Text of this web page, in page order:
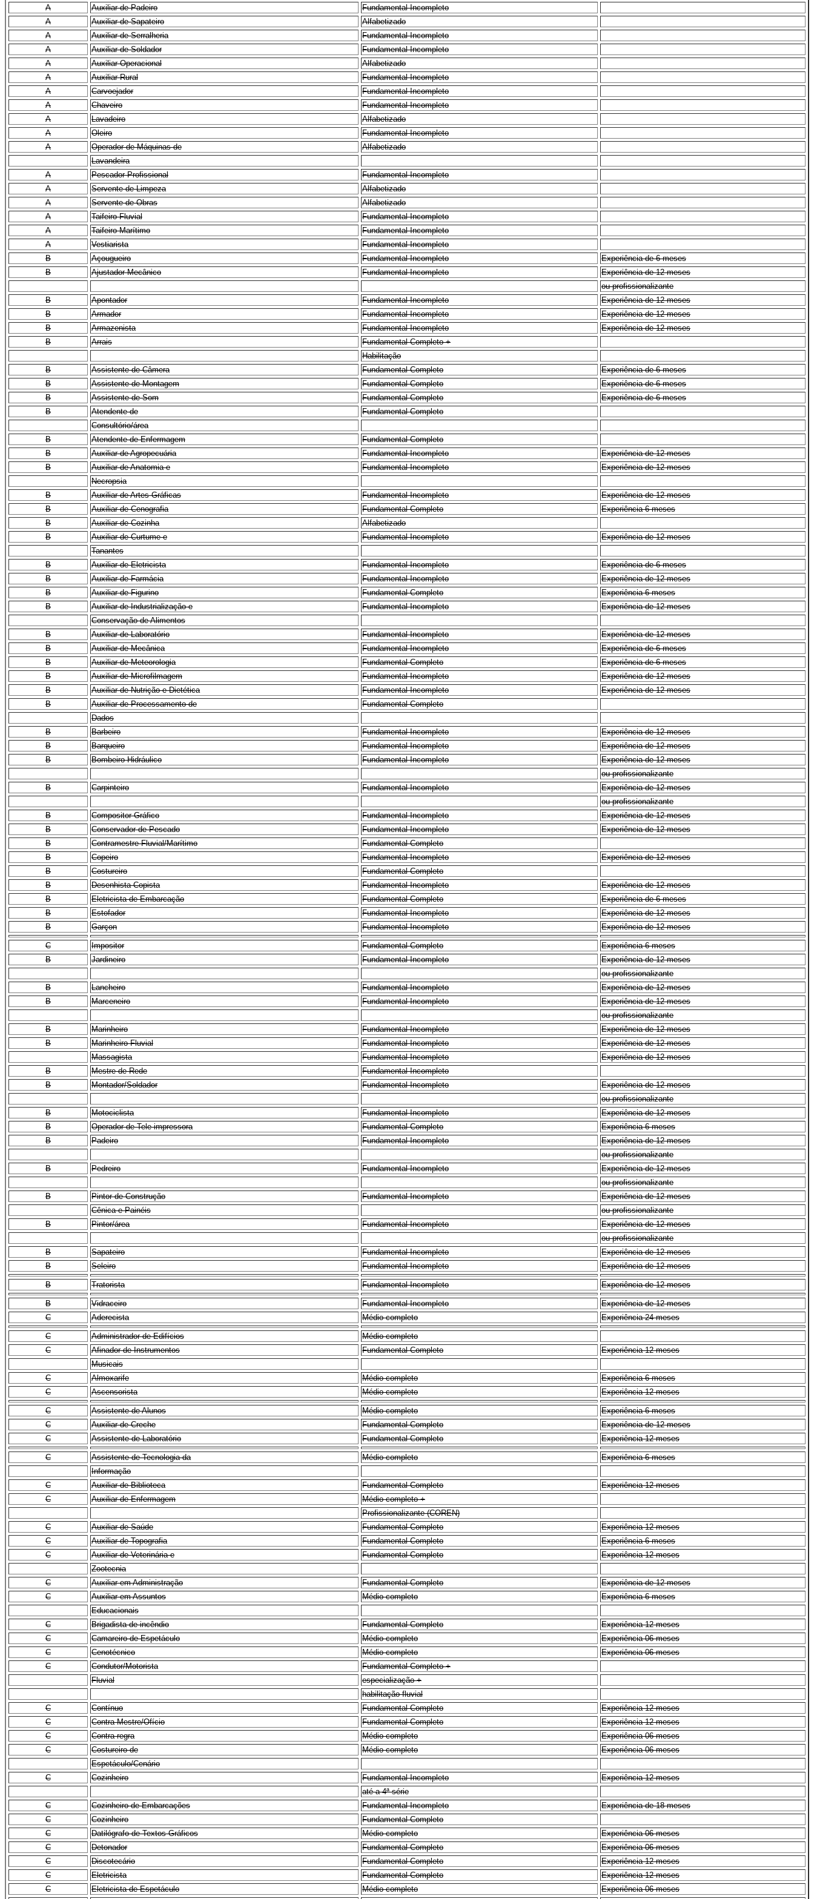
A
Auxiliar de Padeiro
Fundamental Incompleto
A
Auxiliar de Sapateiro
Alfabetizado
A
Auxiliar de Serralheria
Fundamental Incompleto
A
Auxiliar de Soldador
Fundamental Incompleto
A
Auxiliar Operacional
Alfabetizado
A
Auxiliar Rural
Fundamental Incompleto
A
Carvoejador
Fundamental Incompleto
A
Chaveiro
Fundamental Incompleto
A
Lavadeiro
Alfabetizado
A
Oleiro
Fundamental Incompleto
A
Operador de Máquinas de
Alfabetizado
Lavandeira
A
Pescador Profissional
Fundamental Incompleto
A
Servente de Limpeza
Alfabetizado
A
Servente de Obras
Alfabetizado
A
Taifeiro Fluvial
Fundamental Incompleto
A
Taifeiro Marítimo
Fundamental Incompleto
A
Vestiarista
Fundamental Incompleto
B
Açougueiro Fundamental Incompleto
Experiência de 6 meses
B
Ajustador Mecânico Fundamental Incompleto
Experiência de 12 meses
ou profissionalizante
B
Apontador Fundamental Incompleto
Experiência de 12 meses
B
Armador Fundamental Incompleto
Experiência de 12 meses
B
Armazenista Fundamental Incompleto
Experiência de 12 meses
B
Arrais
Fundamental Completo +
Habilitação
B
Assistente de Câmera Fundamental Completo
Experiência de 6 meses
B
Assistente de Montagem Fundamental Completo
Experiência de 6 meses
B
Assistente de Som Fundamental Completo
Experiência de 6 meses
B
Atendente de
Fundamental Completo
Consultório/área
B
Atendente de Enfermagem
Fundamental Completo
B
Auxiliar de Agropecuária Fundamental Incompleto
Experiência de 12 meses
B
Auxiliar de Anatomia e Fundamental Incompleto
Experiência de 12 meses
Necropsia
B
Auxiliar de Artes Gráficas Fundamental Incompleto
Experiência de 12 meses
B
Auxiliar de Cenografia Fundamental Completo
Experiência 6 meses
B
Auxiliar de Cozinha
Alfabetizado
B
Auxiliar de Curtume e Fundamental Incompleto
Experiência de 12 meses
Tanantes
B
Auxiliar de Eletricista Fundamental Incompleto
Experiência de 6 meses
B
Auxiliar de Farmácia Fundamental Incompleto
Experiência de 12 meses
B
Auxiliar de Figurino Fundamental Completo
Experiência 6 meses
B
Auxiliar de Industrialização e Fundamental Incompleto
Experiência de 12 meses
Conservação de Alimentos
B
Auxiliar de Laboratório Fundamental Incompleto
Experiência de 12 meses
B
Auxiliar de Mecânica Fundamental Incompleto
Experiência de 6 meses
B
Auxiliar de Meteorologia Fundamental Completo
Experiência de 6 meses
B
Auxiliar de Microfilmagem Fundamental Incompleto
Experiência de 12 meses
B
Auxiliar de Nutrição e Dietética Fundamental Incompleto
Experiência de 12 meses
B
Auxiliar de Processamento de
Fundamental Completo
Dados
B
Barbeiro Fundamental Incompleto
Experiência de 12 meses
B
Barqueiro Fundamental Incompleto
Experiência de 12 meses
B
Bombeiro Hidráulico Fundamental Incompleto
Experiência de 12 meses
ou profissionalizante
B
Carpinteiro Fundamental Incompleto
Experiência de 12 meses
ou profissionalizante
B
Compositor Gráfico Fundamental Incompleto
Experiência de 12 meses
B
Conservador de Pescado Fundamental Incompleto
Experiência de 12 meses
B
Contramestre Fluvial/Marítimo
Fundamental Completo
B
Copeiro Fundamental Incompleto
Experiência de 12 meses
B
Costureiro
Fundamental Completo
B
Desenhista Copista Fundamental Incompleto
Experiência de 12 meses
B
Eletricista de Embarcação Fundamental Completo
Experiência de 6 meses
B
Estofador Fundamental Incompleto
Experiência de 12 meses
B
Garçon Fundamental Incompleto Experiência de 12 meses
C Impositor Fundamental Completo
Experiência 6 meses
B
Jardineiro Fundamental Incompleto
Experiência de 12 meses
ou profissionalizante
B
Lancheiro Fundamental Incompleto
Experiência de 12 meses
B
Marceneiro Fundamental Incompleto
Experiência de 12 meses
ou profissionalizante
B
Marinheiro Fundamental Incompleto
Experiência de 12 meses
B
Marinheiro Fluvial Fundamental Incompleto
Experiência de 12 meses
Massagista
Fundamental Incompleto
Experiência de 12 meses
B
Mestre de Rede
Fundamental Incompleto
B
Montador/Soldador Fundamental Incompleto
Experiência de 12 meses
ou profissionalizante
B
Motociclista Fundamental Incompleto
Experiência de 12 meses
B
Operador de Tele-impressora Fundamental Completo
Experiência 6 meses
B
Padeiro Fundamental Incompleto
Experiência de 12 meses
ou profissionalizante
B
Pedreiro Fundamental Incompleto
Experiência de 12 meses
ou profissionalizante
B
Pintor de Construção Fundamental Incompleto
Experiência de 12 meses
Cênica e Painéis
ou profissionalizante
B
Pintor/área Fundamental Incompleto
Experiência de 12 meses
ou profissionalizante
B
Sapateiro Fundamental Incompleto
Experiência de 12 meses
B
Seleiro Fundamental Incompleto Experiência de 12 meses
B Tratorista Fundamental Incompleto Experiência de 12 meses
B Vidraceiro Fundamental Incompleto
Experiência de 12 meses
C
Aderecista Médio completo Experiência 24 meses
C Administrador de Edifícios
Médio completo
C
Afinador de Instrumentos Fundamental Completo
Experiência 12 meses
Musicais
C
Almoxarife Médio completo
Experiência 6 meses
C
Ascensorista Médio completo Experiência 12 meses
C Assistente de Alunos Médio completo
Experiência 6 meses
C
Auxiliar de Creche Fundamental Completo
Experiência de 12 meses
C
Assistente de Laboratório Fundamental Completo Experiência 12 meses
C Assistente de Tecnologia da Médio completo
Experiência 6 meses
Informação
C
Auxiliar de Biblioteca Fundamental Completo
Experiência 12 meses
C
Auxiliar de Enfermagem
Médio completo +
Profissionalizante (COREN)
C
Auxiliar de Saúde Fundamental Completo
Experiência 12 meses
C
Auxiliar de Topografia Fundamental Completo
Experiência 6 meses
C
Auxiliar de Veterinária e Fundamental Completo
Experiência 12 meses
Zootecnia
C
Auxiliar em Administração Fundamental Completo
Experiência de 12 meses
C
Auxiliar em Assuntos Médio completo
Experiência 6 meses
Educacionais
C
Brigadista de incêndio Fundamental Completo
Experiência 12 meses
C
Camareiro de Espetáculo Médio completo
Experiência 06 meses
C
Cenotécnico Médio completo
Experiência 06 meses
C
Condutor/Motorista
Fundamental Completo +
Fluvial
especialização +
habilitação fluvial
C
Contínuo Fundamental Completo
Experiência 12 meses
C
Contra-Mestre/Ofício Fundamental Completo
Experiência 12 meses
C
Contra-regra Médio completo
Experiência 06 meses
C
Costureiro de Médio completo
Experiência 06 meses
Espetáculo/Cenário
C
Cozinheiro Fundamental Incompleto
Experiência 12 meses
até a 4ª série
C
Cozinheiro de Embarcações Fundamental Incompleto
Experiência de 18 meses
C
Cozinheiro
Fundamental Completo
C
Datilógrafo de Textos Gráficos Médio completo
Experiência 06 meses
C
Detonador Fundamental Completo
Experiência 06 meses
C
Discotecário Fundamental Completo
Experiência 12 meses
C
Eletricista Fundamental Completo
Experiência 12 meses
C
Eletricista de Espetáculo Médio completo
Experiência 06 meses